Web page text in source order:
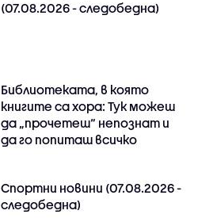
(07.08.2026 - следобедна)
Библиотеката, в която
книгите са хора: Тук можеш
да „прочетеш“ непознат и
да го попиташ всичко
Спортни новини (07.08.2026 -
следобедна)